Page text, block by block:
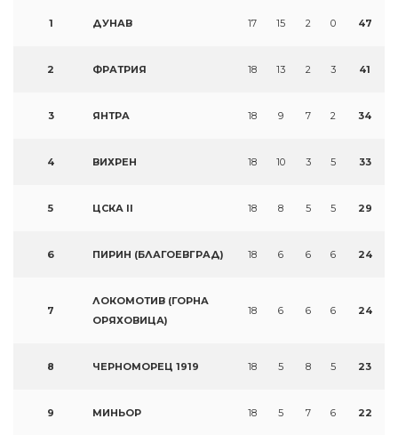
1 ДУНАВ 17 15 2 0 47
2 ФРАТРИЯ 18 13 2 3 41
3 ЯНТРА 18 9 7 2 34
4 ВИХРЕН 18 10 3 5 33
5 ЦСКА II 18 8 5 5 29
6 ПИРИН (БЛАГОЕВГРАД) 18 6 6 6 24
7
ЛОКОМОТИВ (ГОРНА
ОРЯХОВИЦА)
18 6 6 6 24
8 ЧЕРНОМОРЕЦ 1919 18 5 8 5 23
9 МИНЬОР 18 5 7 6 22